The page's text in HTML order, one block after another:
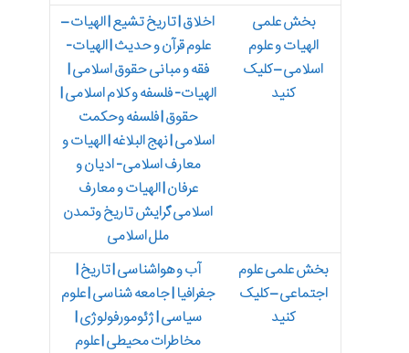
بخش علمی
الهیات و علوم
اسلامی – کلیک
کنید
اخلاق | تاریخ تشیع | الهیات –
علوم قرآن و حدیث | الهیات-
فقه و مبانی حقوق اسلامی |
الهیات- فلسفه و کلام اسلامی |
حقوق | فلسفه وحکمت
اسلامی | نهج البلاغه | الهیات و
معارف اسلامی- ادیان و
عرفان | الهیات و معارف
اسلامی گرایش تاریخ وتمدن
ملل اسلامی
بخش علمی علوم
اجتماعی – کلیک
کنید
آب و هواشناسی | تاریخ |
جغرافیا | جامعه شناسی | علوم
سیاسی | ژئومورفولوژی |
مخاطرات محیطی | علوم